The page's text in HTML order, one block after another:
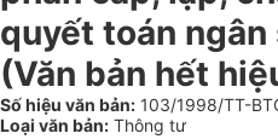
quyết toán
(Văn bản hết
Số hiệu văn bản: 103/1998/TT-
Loại văn bản: Thông tư